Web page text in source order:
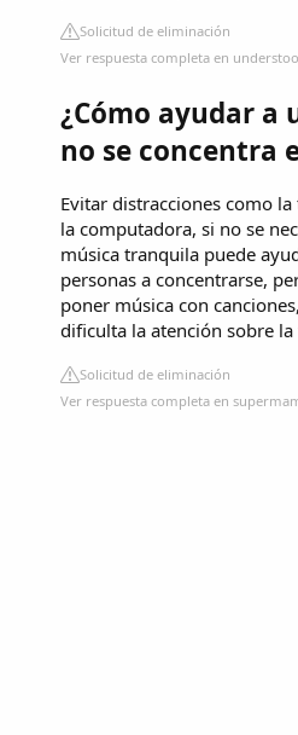
Solicitud de eliminación
Ver respuesta completa en
¿Cómo ayudar a
no se concentra
Evitar distracciones como
la computadora, si no se
música tranquila puede
personas a concentrarse,
poner música con
dificulta la atención sobre la
Solicitud de eliminación
Ver respuesta completa en